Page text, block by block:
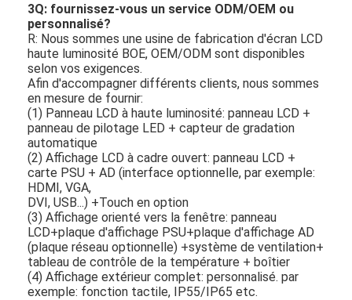
3Q: fournissez-vous un service ODM/OEM ou
personnalisé?
R: Nous sommes une usine de fabrication d'écran LCD
haute luminosité BOE, OEM/ODM sont disponibles
selon vos exigences.
Afin d'accompagner différents clients, nous sommes
en mesure de fournir:
(1) Panneau LCD à haute luminosité: panneau LCD +
panneau de pilotage LED + capteur de gradation
automatique
(2) Affichage LCD à cadre ouvert: panneau LCD +
carte PSU + AD (interface optionnelle, par exemple:
HDMI, VGA,
DVI, USB...) +Touch en option
(3) Affichage orienté vers la fenêtre: panneau
LCD+plaque d'affichage PSU+plaque d'affichage AD
(plaque réseau optionnelle) +système de ventilation+
tableau de contrôle de la température + boîtier
(4) Affichage extérieur complet: personnalisé. par
exemple: fonction tactile, IP55/IP65 etc.